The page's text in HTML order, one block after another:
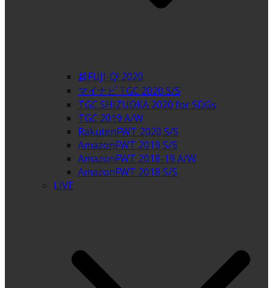
超FUJI-Q! 2020
マイナビ TGC 2020 S/S
TGC SHIZUOKA 2020 for SDGs
TGC 2019 A/W
RakutenFWT 2020 S/S
AmazonFWT 2019 S/S
AmazonFWT 2018-19 A/W
AmazonFWT 2018 S/S
LIVE